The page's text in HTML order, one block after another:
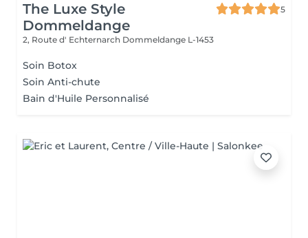
The Luxe Style
Dommeldange
5
2, Route d' Echternarch Dommeldange L-1453
Soin Botox
Soin Anti-chute
Bain d'Huile Personnalisé